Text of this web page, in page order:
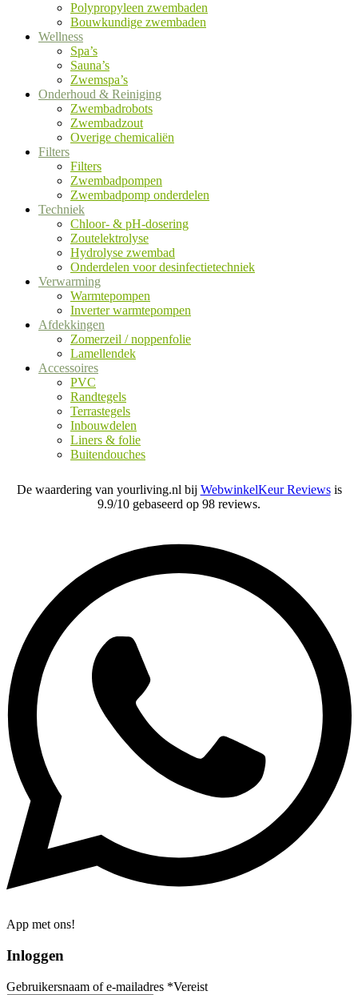
Polypropyleen zwembaden
Bouwkundige zwembaden
Wellness
Spa’s
Sauna’s
Zwemspa’s
Onderhoud & Reiniging
Zwembadrobots
Zwembadzout
Overige chemicaliën
Filters
Filters
Zwembadpompen
Zwembadpomp onderdelen
Techniek
Chloor- & pH-dosering
Zoutelektrolyse
Hydrolyse zwembad
Onderdelen voor desinfectietechniek
Verwarming
Warmtepompen
Inverter warmtepompen
Afdekkingen
Zomerzeil / noppenfolie
Lamellendek
Accessoires
PVC
Randtegels
Terrastegels
Inbouwdelen
Liners & folie
Buitendouches
De waardering van yourliving.nl bij WebwinkelKeur Reviewsis
9.9/10 gebaseerd op 98 reviews.
App met ons!
Inloggen
Gebruikersnaam of e-mailadres *Vereist